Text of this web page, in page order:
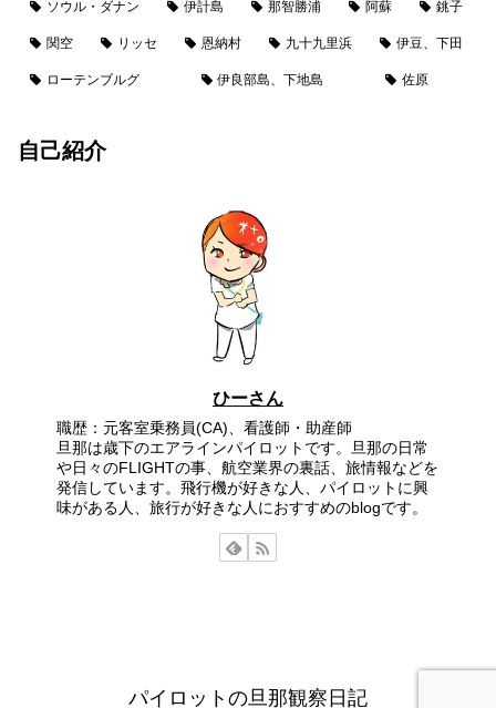
ソウル・ダナン 伊計島 那智勝浦 阿蘇 銚子
関空 リッセ 恩納村 九十九里浜 伊豆、下田
ローテンブルグ 伊良部島、下地島 佐原
自己紹介
ひーさん
職歴：元客室乗務員(CA)、看護師・助産師
旦那は歳下のエアラインパイロットです。旦那の日常
や日々のFLIGHTの事、航空業界の裏話、旅情報などを
発信しています。飛行機が好きな人、パイロットに興
味がある人、旅行が好きな人におすすめのblogです。
パイロットの旦那観察日記